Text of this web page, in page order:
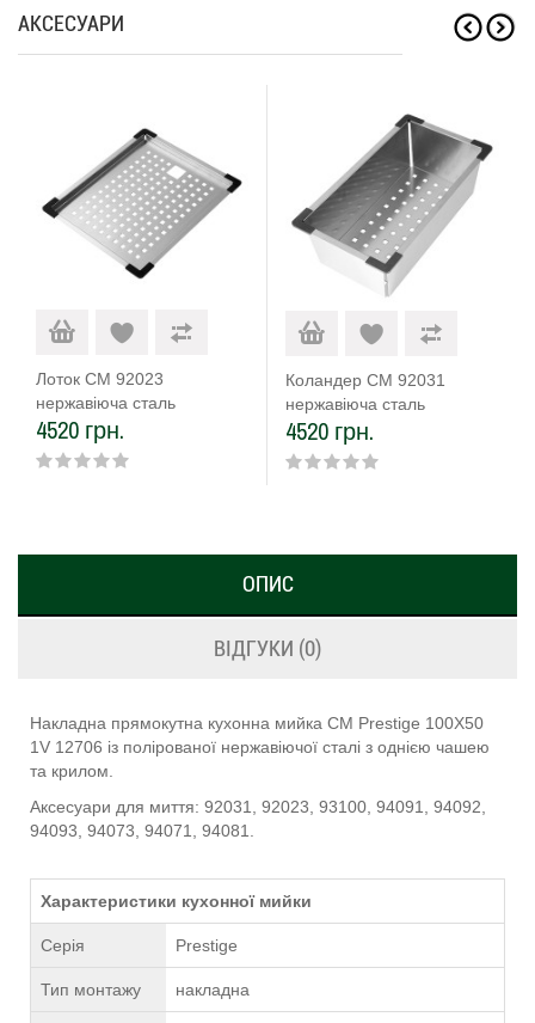
АКСЕСУАРИ
Лоток CM 92023
нержавіюча сталь
4520 грн.
Коландер CM 92031
нержавіюча сталь
4520 грн.
ОПИС
ВІДГУКИ (0)
Накладна прямокутна кухонна мийка CM Prestige 100Х50
1V 12706 із полірованої нержавіючої сталі з однією чашею
та крилом.
Аксесуари для миття: 92031, 92023, 93100, 94091, 94092,
94093, 94073, 94071, 94081.
Характеристики кухонної мийки
Серія Prestige
Тип монтажу накладна